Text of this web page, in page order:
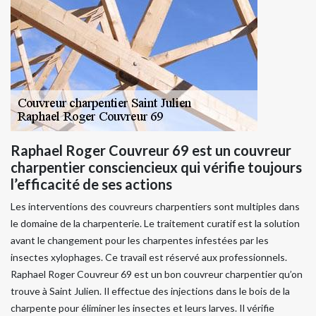
Raphael Roger Couvreur 69 est un couvreur
charpentier consciencieux qui vérifie toujours
l’efficacité de ses actions
Les interventions des couvreurs charpentiers sont multiples dans
le domaine de la charpenterie. Le traitement curatif est la solution
avant le changement pour les charpentes infestées par les
insectes xylophages. Ce travail est réservé aux professionnels.
Raphael Roger Couvreur 69 est un bon couvreur charpentier qu’on
trouve à Saint Julien. Il effectue des injections dans le bois de la
charpente pour éliminer les insectes et leurs larves. Il vérifie